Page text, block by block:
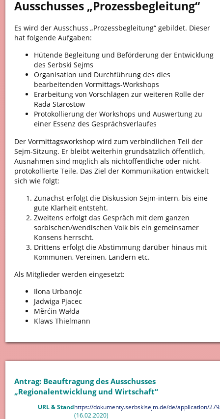
Ausschusses „Prozessbegleitung“
Es wird der Ausschuss „Prozessbegleitung“ gebildet. Dieser
hat folgende Aufgaben:
Hütende Begleitung und Beförderung der Entwicklung
des Serbski Sejms
Organisation und Durchführung des dies
bearbeitenden Vormittags-Workshops
Erarbeitung von Vorschlägen zur weiteren Rolle der
Rada Starostow
Protokollierung der Workshops und Auswertung zu
einer Essenz des Gesprächsverlaufes
Der Vormittagsworkshop wird zum verbindlichen Teil der
Sejm-Sitzung. Er bleibt weiterhin grundsätzlich öffentlich,
Ausnahmen sind möglich als nichtöffentliche oder nicht-
protokollierte Teile. Das Ziel der Kommunikation entwickelt
sich wie folgt:
Zunächst erfolgt die Diskussion Sejm-intern, bis eine
gute Klarheit entsteht.
Zweitens erfolgt das Gespräch mit dem ganzen
sorbischen/wendischen Volk bis ein gemeinsamer
Konsens herrscht.
Drittens erfolgt die Abstimmung darüber hinaus mit
Kommunen, Vereinen, Ländern etc.
Als Mitglieder werden eingesetzt:
Ilona Urbanojc
Jadwiga Pjacec
Měrćin Wałda
Klaws Thielmann
Antrag: Beauftragung des Ausschusses
„Regionalentwicklung und Wirtschaft“
URL & Standhttps://dokumenty.serbskisejm.de/de/application/
(16.02.2020)